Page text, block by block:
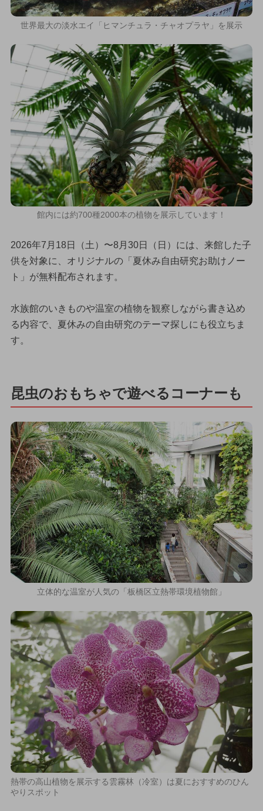
世界最大の淡水エイ「ヒマンチュラ・チャオプラヤ」を展示
館内には約700種2000本の植物を展示しています！
2026年7月18日（土）〜8月30日（日）には、来館した子
供を対象に、オリジナルの「夏休み自由研究お助けノー
ト」が無料配布されます。
水族館のいきものや温室の植物を観察しながら書き込め
る内容で、夏休みの自由研究のテーマ探しにも役立ちま
す。
昆虫のおもちゃで遊べるコーナーも
立体的な温室が人気の「板橋区立熱帯環境植物館」
熱帯の高山植物を展示する雲霧林（冷室）は夏におすすめのひん
やりスポット